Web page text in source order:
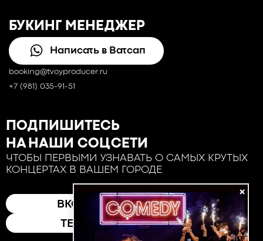
БУКИНГ МЕНЕДЖЕР
Написать в Ватсап
booking@tvoyproducer.ru
+7 (981) 035-91-51
×
ПОДПИШИТЕСЬ
НА НАШИ СОЦСЕТИ
ЧТОБЫ ПЕРВЫМИ УЗНАВАТЬ О САМЫХ КРУТЫХ
КОНЦЕРТАХ В ВАШЕМ ГОРОДЕ
ВКОНТАКТЕ
ТЕЛЕГРАМ